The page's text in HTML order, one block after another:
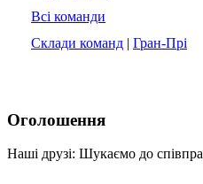
Всі команди
Склади команд | Гран-Прі
Оголошення
Наші друзі: Шукаємо до